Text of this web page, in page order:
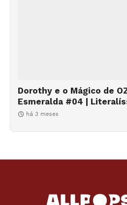
Dorothy e o Mágico de
Esmeralda #04 |
há 3 meses